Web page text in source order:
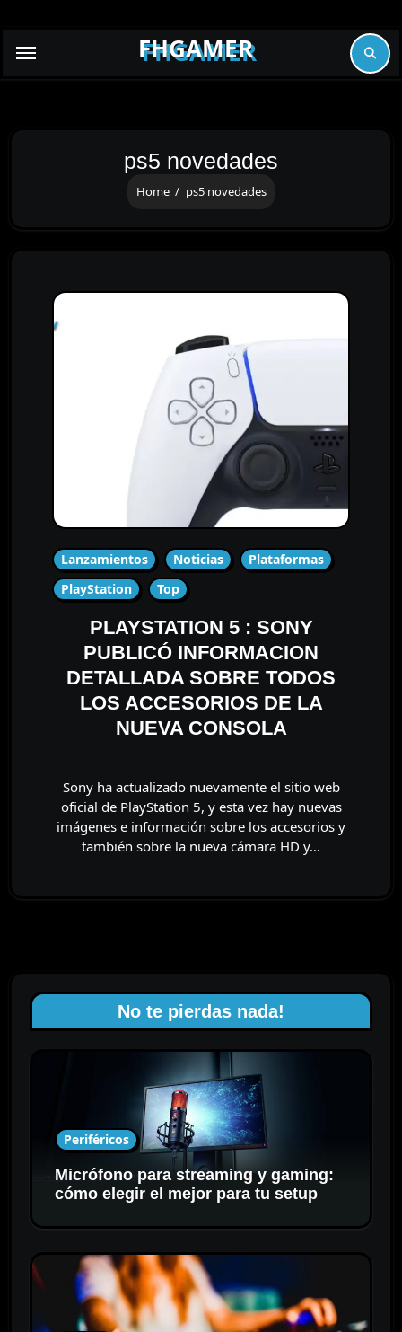
FHGAMER
ps5 novedades
Home ps5 novedades
Lanzamientos Noticias
Plataformas
PlayStation
Top
PLAYSTATION 5 : SONY
PUBLICÓ INFORMACION
DETALLADA SOBRE TODOS
LOS ACCESORIOS DE LA
NUEVA CONSOLA
Sony ha actualizado nuevamente el sitio web
oficial de PlayStation 5, y esta vez hay nuevas
imágenes e información sobre los accesorios y
también sobre la nueva cámara HD y…
No te pierdas nada!
Periféricos
Micrófono para streaming y gaming:
cómo elegir el mejor para tu setup